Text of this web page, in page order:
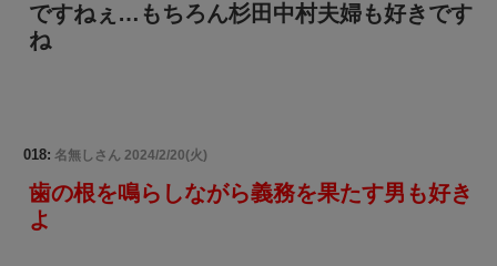
ですねぇ…もちろん杉田中村夫婦も好きです
ね
018: 名無しさん 2024/2/20(火)
歯の根を鳴らしながら義務を果たす男も好き
よ